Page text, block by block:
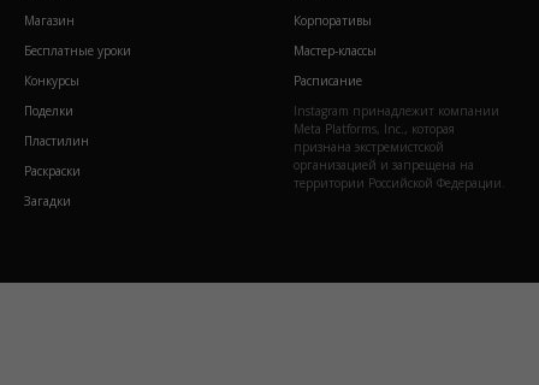
Магазин
Бесплатные уроки
Конкурсы
Поделки
Пластилин
Раскраски
Загадки
Корпоративы
Мастер-классы
Расписание
Instagram принадлежит компании
Meta Platforms, Inc., которая
признана экстремистской
организацией и запрещена на
территории Российской Федерации.